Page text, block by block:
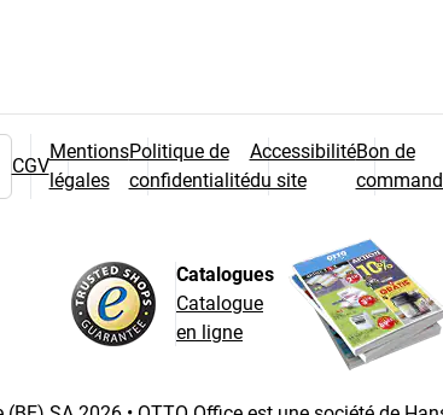
CGV
Mentions
légales
Politique de
confidentialité
Accessibilité
du site
Bon de
Catalogues
Catalogue
en ligne